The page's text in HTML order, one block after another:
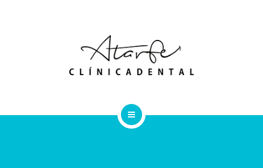
LOCALIZACIÓN Y CONTACTO